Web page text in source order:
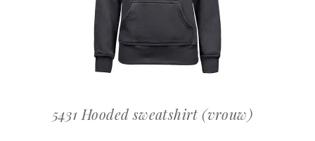
5431 Hooded sweatshirt (vrouw)